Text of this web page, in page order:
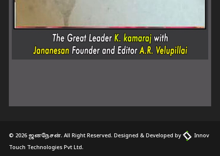
© 2026 ஜனநேசன். All Right Reserved. Designed & Developed by
Innov
Touch Technologies Pvt Ltd.